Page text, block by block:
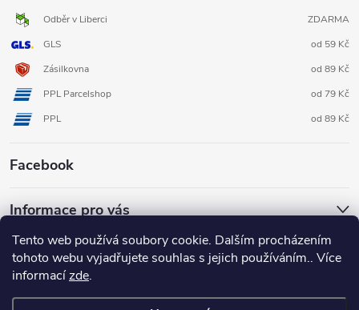
Tento web používá soubory cookie. Dalším procházením
tohoto webu vyjadřujete souhlas s jejich používáním.. Více
informacízde.
Odběr v Liberci
ZDARMA
GLS
od 59 Kč
Zásilkovna
od 89 Kč
PPL Parcelshop
od 79 Kč
PPL
od 89 Kč
Facebook
Informace pro vás